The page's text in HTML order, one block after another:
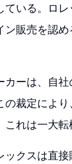
ている。ロ
ン販売を認
カーは、自
の裁定によ
これは一大
ックスは直